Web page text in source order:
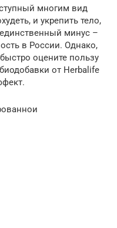
многим вид
и укрепить тело,
минус –
в России. Однако,
оцените пользу
от Herbalife